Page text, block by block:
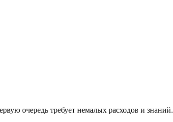
очередь требует немалых расходов и знаний.